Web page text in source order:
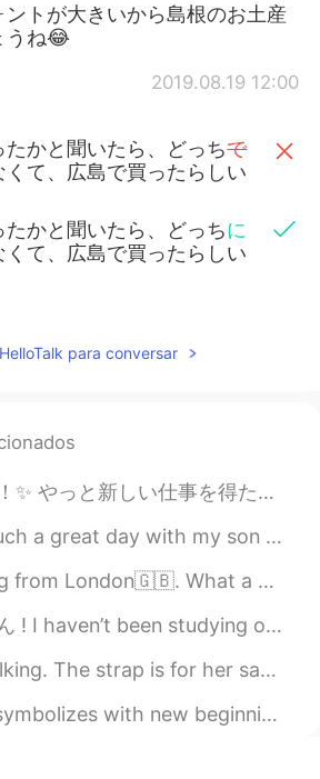
ントが大きいから島根のお土産
うね😂
2019.08.19 12:00
たかと聞いたら、どっちで
くて、広島で買ったらしい
たかと聞いたら、どっちに
くて、広島で買ったらしい
para conversar
行ったと思ったけど、別に自信がなかった。とにかく、いい忘れたポイントがあったから、eメールを届いて、多分返事できないと思った...
son and best friend. We went out to eat today (our state final...
a wonderful thought is that some of the best days of our lives ...
or replying to messages much recently. I decided to decorate my...
isn’t a dog 🐕 😆 彼女は歩くのが大好きです。ストラップは彼女の安全のためです...
beginnings (and the coming of spring) because it is one of the ...